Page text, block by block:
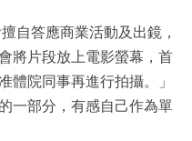
自答應商業活動及出鏡，
將片段放上電影螢幕，首
體院同事再進行拍攝。」
一部分，有感自己作為單